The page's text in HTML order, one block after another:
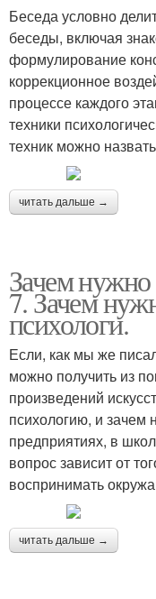
Беседа условно
беседы, включая
формулирование
коррекционное
процессе каждого
техники
техник можно
читать дальше →
Зачем нужно
7. Зачем
психологи.
Если, как мы же
можно получить из
произведений
психологию, и зачем
предприятиях, в
вопрос зависит от
воспринимать
читать дальше →